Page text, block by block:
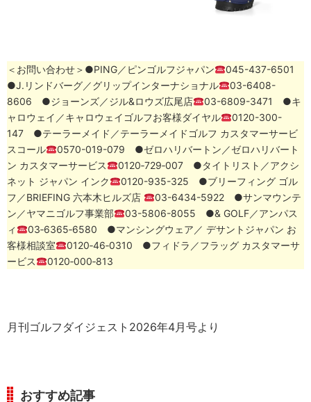
＜お問い合わせ＞●PING／ピンゴルフジャパン
045-437-6501
●J.リンドバーグ／グリップインターナショナル
03-6408-
8606 ●ジョーンズ／ジル&ロウズ広尾店
03-6809-3471 ●キ
ャロウェイ／キャロウェイゴルフお客様ダイヤル
0120-300-
147 ●テーラーメイド／テーラーメイドゴルフ カスタマーサービ
スコール
0570-019-079 ●ゼロハリバートン／ゼロハリバート
ン カスタマーサービス
0120‐729‐007 ●タイトリスト／アクシ
ネット ジャパン インク
0120-935-325 ●ブリーフィング ゴル
フ／BRIEFING 六本木ヒルズ店
03-6434-5922 ●サンマウンテ
ン／ヤマニゴルフ事業部
03-5806-8055 ●& GOLF／アンパス
ィ
03‐6365‐6580 ●マンシングウェア／ デサントジャパン お
客様相談室
0120‐46‐0310 ●フィドラ／フラッグ カスタマーサ
ービス
0120‐000‐813
月刊ゴルフダイジェスト2026年4月号より
おすすめ記事